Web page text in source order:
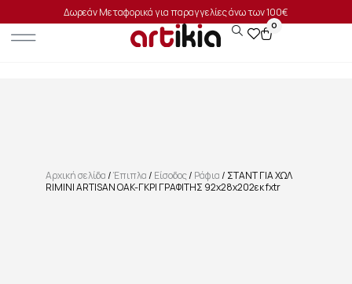
Δωρεάν Μεταφορικά για παραγγελίες άνω των 100€
0
Αρχική σελίδα/Έπιπλα/ Είσοδος/ Ράφια/ ΣΤΑΝΤ ΓΙΑ ΧΩΛ
RIMINI ARTISAN OAK-ΓΚΡΙ ΓΡΑΦΙΤΗΣ 92x28x202εκ fxtr